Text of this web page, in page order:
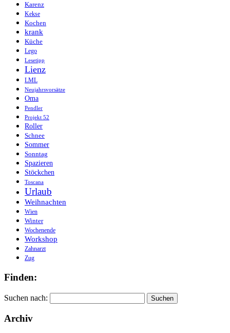
Karenz
Kekse
Kochen
krank
Küche
Lego
Lesetipp
Lienz
LML
Neujahrsvorsätze
Oma
Pendler
Projekt 52
Roller
Schnee
Sommer
Sonntag
Spazieren
Stöckchen
Toscana
Urlaub
Weihnachten
Wien
Winter
Wochenende
Workshop
Zahnarzt
Zug
Finden:
Suchen nach:
Archiv